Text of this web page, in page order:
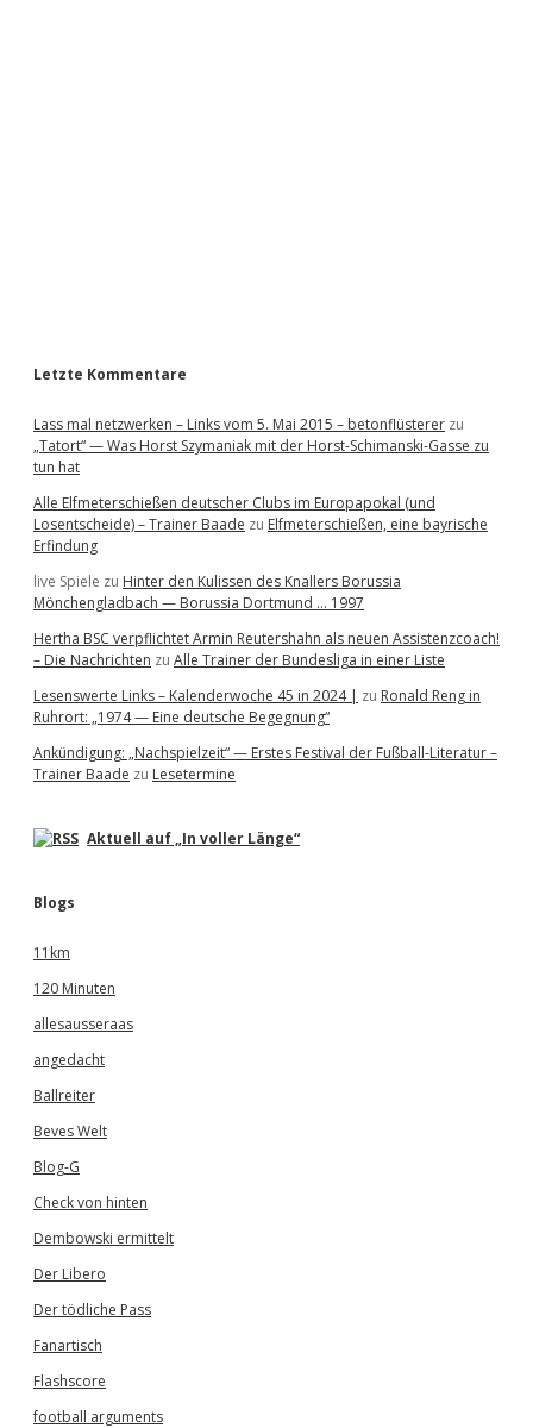
Letzte Kommentare
Lass mal netzwerken – Links vom 5. Mai 2015 – betonflüsterer zu
„Tatort“ — Was Horst Szymaniak mit der Horst-Schimanski-Gasse zu
tun hat
Alle Elfmeterschießen deutscher Clubs im Europapokal (und
Losentscheide) – Trainer Baade zu Elfmeterschießen, eine bayrische
Erfindung
live Spiele zu Hinter den Kulissen des Knallers Borussia
Mönchengladbach — Borussia Dortmund … 1997
Hertha BSC verpflichtet Armin Reutershahn als neuen Assistenzcoach!
– Die Nachrichten zu Alle Trainer der Bundesliga in einer Liste
Lesenswerte Links – Kalenderwoche 45 in 2024 | zu Ronald Reng in
Ruhrort: „1974 — Eine deutsche Begegnung“
Ankündigung: „Nachspielzeit“ — Erstes Festival der Fußball-Literatur –
Trainer Baade zu Lesetermine
Aktuell auf „In voller Länge“
Blogs
11km
120 Minuten
allesausseraas
angedacht
Ballreiter
Beves Welt
Blog-G
Check von hinten
Dembowski ermittelt
Der Libero
Der tödliche Pass
Fanartisch
Flashscore
football arguments